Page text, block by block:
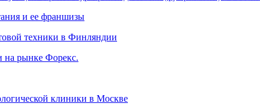
и ее франшизы
техники в Финляндии
на рынке Форекс.
клиники в Москве